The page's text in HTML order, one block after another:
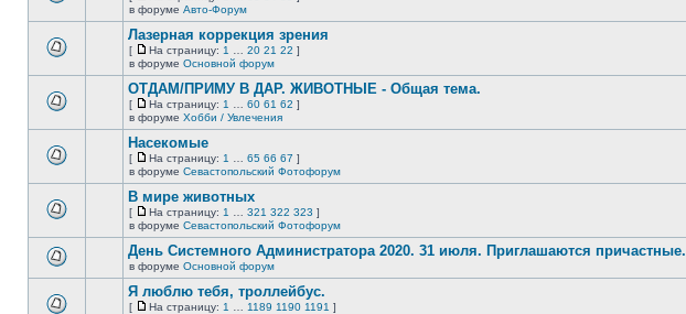
непрочитанных
сообщений.
этой
непрочитанных
сообщений.
На
страницу
в форуме Авто-Форум
этой
непрочитанных
сообщений.
Лазерная коррекция зрения
[
На
страницу
На страницу: 1 20 21 22 ]
в форуме Основной форум
этой
непрочитанных
сообщений.
ОТДАМ/ПРИМУ В ДАР. ЖИВОТНЫЕ - Общая тема.
[
На
страницу
На страницу: 1 60 61 62 ]
в форуме Хобби / Увлечения
этой
непрочитанных
сообщений.
Насекомые
[
На
страницу
На страницу: 1 65 66 67 ]
в форуме Севастопольский Фотофорум
этой
непрочитанных
сообщений.
В мире животных
[
На
страницу
На страницу: 1 321 322 323 ]
в форуме Севастопольский Фотофорум
День Системного Администратора 2020. 31 июля. Приглашаются причастные.
в форуме Основной форум
Я люблю тебя, троллейбус.
[
На страницу: 1 1189 1190 1191 ]